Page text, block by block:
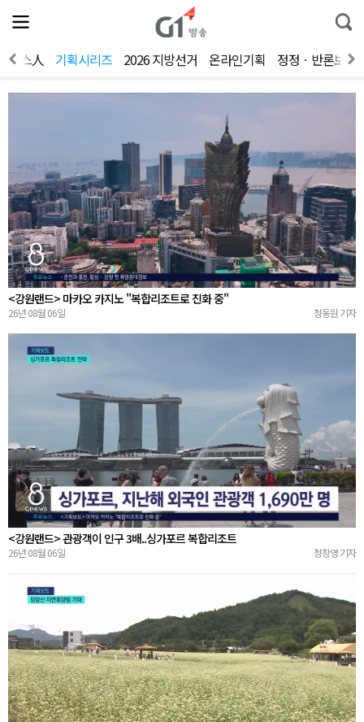
전
체
뉴
열
통
합
색
뉴스人 기획시리즈 2026 지방선거 온라인기획 정정ㆍ반론보도
<강원랜드> 마카오 카지노 "복합리조트로 진화 중"
26년 08월 06일 정동원 기자
<강원랜드> 관광객이 인구 3배..싱가포르 복합리조트
26년 08월 06일 정창영 기자